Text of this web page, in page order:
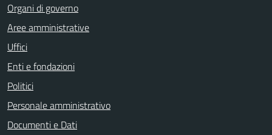
Organi di governo
Aree amministrative
Uffici
Enti e fondazioni
Politici
Personale amministrativo
Documenti e Dati